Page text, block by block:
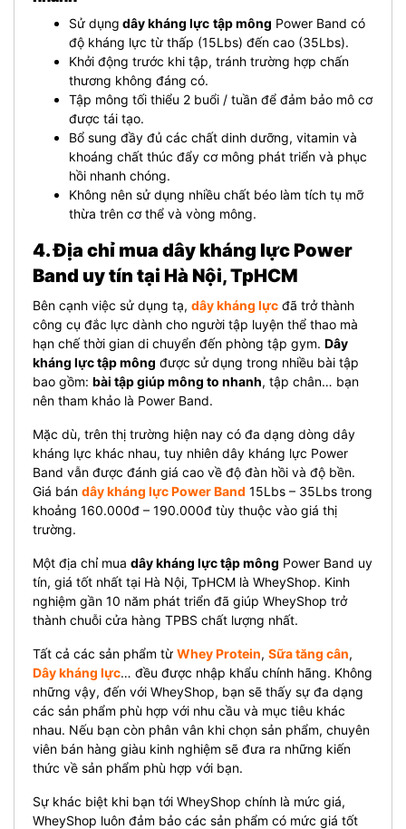
Sử dụng dây kháng lực tập mông Power Band có
độ kháng lực từ thấp (15Lbs) đến cao (35Lbs).
Khởi động trước khi tập, tránh trường hợp chấn
thương không đáng có.
Tập mông tối thiểu 2 buổi / tuần để đảm bảo mô cơ
được tái tạo.
Bổ sung đầy đủ các chất dinh dưỡng, vitamin và
khoáng chất thúc đẩy cơ mông phát triển và phục
hồi nhanh chóng.
Không nên sử dụng nhiều chất béo làm tích tụ mỡ
thừa trên cơ thể và vòng mông.
4. Địa chỉ mua dây kháng lực Power
Band uy tín tại Hà Nội, TpHCM
Bên cạnh việc sử dụng tạ, dây kháng lực đã trở thành
công cụ đắc lực dành cho người tập luyện thể thao mà
hạn chế thời gian di chuyển đến phòng tập gym. Dây
kháng lực tập mông được sử dụng trong nhiều bài tập
bao gồm: bài tập giúp mông to nhanh, tập chân… bạn
nên tham khảo là Power Band.
Mặc dù, trên thị trường hiện nay có đa dạng dòng dây
kháng lực khác nhau, tuy nhiên dây kháng lực Power
Band vẫn được đánh giá cao về độ đàn hồi và độ bền.
Giá bán dây kháng lực Power Band 15Lbs – 35Lbs trong
khoảng 160.000đ – 190.000đ tùy thuộc vào giá thị
trường.
Một địa chỉ mua dây kháng lực tập mông Power Band uy
tín, giá tốt nhất tại Hà Nội, TpHCM là WheyShop. Kinh
nghiệm gần 10 năm phát triển đã giúp WheyShop trở
thành chuỗi cửa hàng TPBS chất lượng nhất.
Tất cả các sản phẩm từ Whey Protein, Sữa tăng cân,
Dây kháng lực… đều được nhập khẩu chính hãng. Không
những vậy, đến với WheyShop, bạn sẽ thấy sự đa dạng
các sản phẩm phù hợp với nhu cầu và mục tiêu khác
nhau. Nếu bạn còn phân vân khi chọn sản phẩm, chuyên
viên bán hàng giàu kinh nghiệm sẽ đưa ra những kiến
thức về sản phẩm phù hợp với bạn.
Sự khác biệt khi bạn tới WheyShop chính là mức giá,
WheyShop luôn đảm bảo các sản phẩm có mức giá tốt